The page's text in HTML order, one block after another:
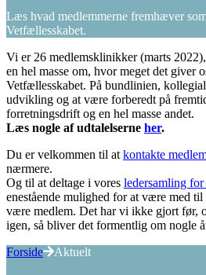
Læs hvad medlemmerne fremhæver
Vetfællesskabet.
Vi er 26 medlemsklinikker (marts
en hel masse om, hvor meget det giver
Vetfællesskabet. På bundlinien,
udvikling og at være forberedt på
forretningsdrift og en hel masse andet.
Læs nogle af udtalelserne her.
Du er velkommen til at kontakte
nærmere.
Og til at deltage i vores ledersamling
enestående mulighed for at være med
være medlem. Det har vi ikke gjort før,
igen, så bliver det formentlig om nogle
Forside
Aktuelt